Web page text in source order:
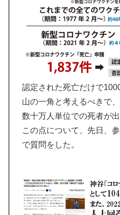
認定された死亡だけで
山の一角と考えるべきで
数十万人単位での死者が出
この点について、先日、
で質問をした。